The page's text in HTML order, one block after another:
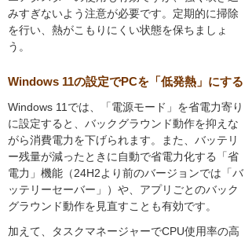
みすぎないよう注意が必要です。定期的に掃除
を行い、熱がこもりにくい状態を保ちましょ
う。
Windows 11の設定でPCを「低発熱」にする
Windows 11では、「電源モード」を省電力寄り
に設定すると、バックグラウンド動作を抑えな
がら消費電力を下げられます。また、バッテリ
ー残量が減ったときに自動で省電力化する「省
電力」機能（24H2より前のバージョンでは「バ
ッテリーセーバー」）や、アプリごとのバック
グラウンド動作を見直すことも有効です。
加えて、タスクマネージャーでCPU使用率の高